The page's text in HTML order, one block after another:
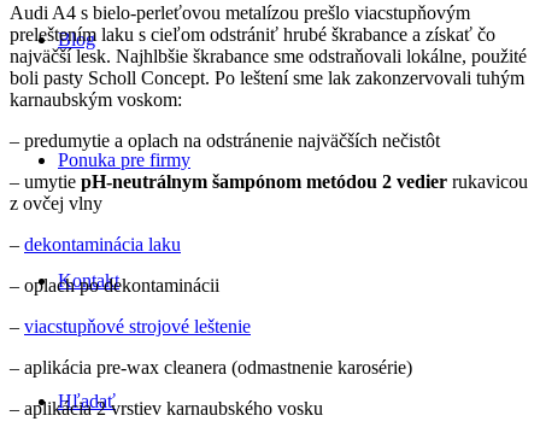
Blog
Ponuka pre firmy
Kontakt
Hľadať
Audi A4 s bielo-perleťovou metalízou prešlo viacstupňovým
preleštením laku s cieľom odstrániť hrubé škrabance a získať čo
najväčší lesk. Najhlbšie škrabance sme odstraňovali lokálne, použité
boli pasty Scholl Concept. Po leštení sme lak zakonzervovali tuhým
karnaubským voskom:
– predumytie a oplach na odstránenie najväčších nečistôt
– umytie pH-neutrálnym šampónom metódou 2 vedier rukavicou
z ovčej vlny
– dekontaminácia laku
– oplach po dekontaminácii
– viacstupňové strojové leštenie
– aplikácia pre-wax cleanera (odmastnenie karosérie)
– aplikácia 2 vrstiev karnaubského vosku